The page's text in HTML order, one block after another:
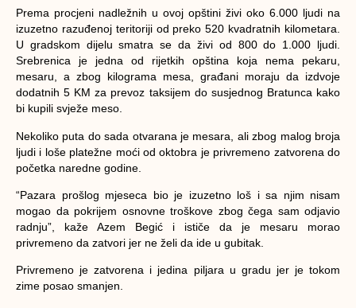
Prema procjeni nadležnih u ovoj opštini živi oko 6.000 ljudi na
izuzetno razuđenoj teritoriji od preko 520 kvadratnih kilometara.
U gradskom dijelu smatra se da živi od 800 do 1.000 ljudi.
Srebrenica je jedna od rijetkih opština koja nema pekaru,
mesaru, a zbog kilograma mesa, građani moraju da izdvoje
dodatnih 5 KM za prevoz taksijem do susjednog Bratunca kako
bi kupili svježe meso.
Nekoliko puta do sada otvarana je mesara, ali zbog malog broja
ljudi i loše platežne moći od oktobra je privremeno zatvorena do
početka naredne godine.
“Pazara prošlog mjeseca bio je izuzetno loš i sa njim nisam
mogao da pokrijem osnovne troškove zbog čega sam odjavio
radnju”, kaže Azem Begić i ističe da je mesaru morao
privremeno da zatvori jer ne želi da ide u gubitak.
Privremeno je zatvorena i jedina piljara u gradu jer je tokom
zime posao smanjen.